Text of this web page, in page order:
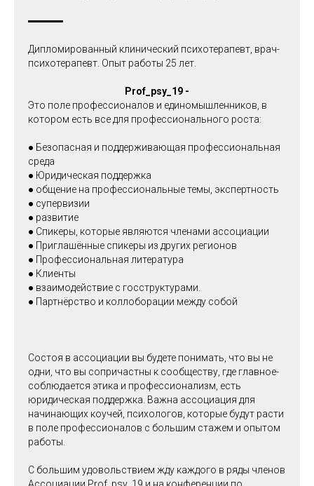
Дипломированный клинический психотерапевт, врач-
психотерапевт. Опыт работы 25 лет.
Prof_psy_19 -
Это поле профессионалов и единомышленников, в
котором есть все для профессионального роста:
● Безопасная и поддерживающая профессиональная
среда
● Юридическая поддержка
● общение на профессиональные темы, экспертность
● супервизии
● развитие
● Спикеры, которые являются членами ассоциации
● Приглашённые спикеры из других регионов
● Профессиональная литература
● Клиенты
● взаимодействие с госструктурами.
● Партнёрство и коллоборации между собой
Состоя в ассоциации вы будете понимать, что вы не
одни, что вы сопричастны к сообществу, где главное-
соблюдается этика и профессионализм, есть
юридическая поддержка. Важна ассоциация для
начинающих коучей, психологов, которые будут расти
в поле профессионалов с большим стажем и опытом
работы.
С большим удовольствием жду каждого в ряды членов